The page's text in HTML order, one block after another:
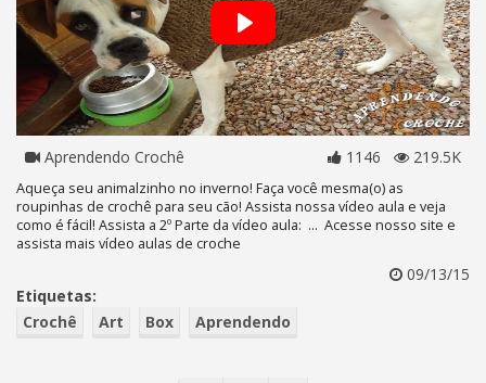
Aprendendo Crochê 1146 219.5K
Aqueça seu animalzinho no inverno! Faça você mesma(o) as
roupinhas de crochê para seu cão! Assista nossa vídeo aula e veja
como é fácil! Assista a 2º Parte da vídeo aula: ... Acesse nosso site e
assista mais vídeo aulas de croche
09/13/15
Etiquetas:
Crochê
Art Box Aprendendo